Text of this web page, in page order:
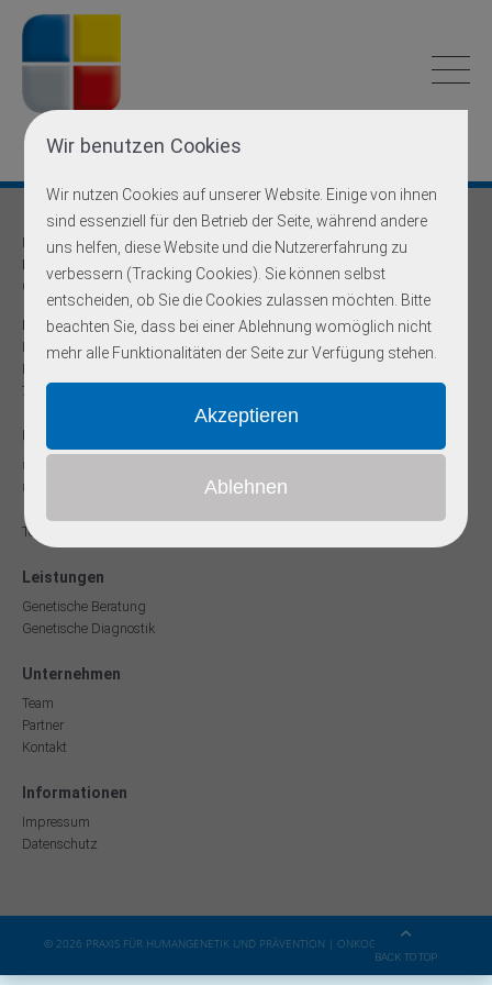
Wir benutzen Cookies
Wir nutzen Cookies auf unserer Website. Einige von ihnen
sind essenziell für den Betrieb der Seite, während andere
uns helfen, diese Website und die Nutzererfahrung zu
verbessern (Tracking Cookies). Sie können selbst
entscheiden, ob Sie die Cookies zulassen möchten. Bitte
beachten Sie, dass bei einer Ablehnung womöglich nicht
mehr alle Funktionalitäten der Seite zur Verfügung stehen.
Praxis für
Humangenetik und Prävention
Onkogenetische Schwerpunktpraxis
Dr. med Robert Hering
Facharzt für Humangenetik
Reinsburgstr. 13
70178 Stuttgart
Unsere Sprechzeiten
9:00 - 12:00 Uhr
Telefon (0711) 231 99 040
Leistungen
Genetische Beratung
Genetische Diagnostik
Unternehmen
Team
Partner
Kontakt
Informationen
Impressum
Datenschutz
BACK TO TOP
© 2026 PRAXIS FÜR HUMANGENETIK UND PRÄVENTION | ONKOGENETISCHE